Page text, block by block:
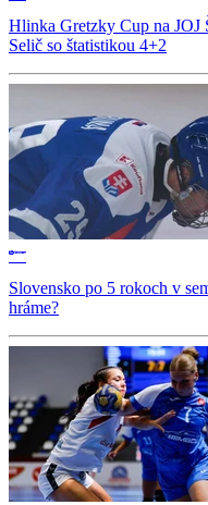
Hlinka Gretzky Cup na JOJ
Selič so štatistikou 4+2
Slovensko po 5 rokoch v
hráme?